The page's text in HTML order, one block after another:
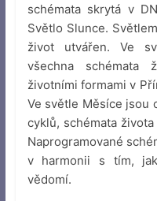
schémata skrytá v
Světlo Slunce.
život utvářen. Ve
všechna schémata
životními formami v
Ve světle Měsíce jsou
cyklů, schémata
Naprogramované
v harmonii s tím,
vědomí.